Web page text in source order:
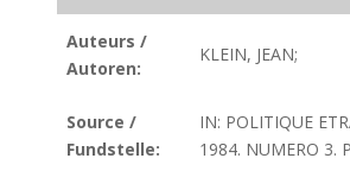
Auteurs /
Autoren:
KLEIN, JEAN;
Source /
Fundstelle:
IN: POLITIQUE
1984. NUMERO 3.